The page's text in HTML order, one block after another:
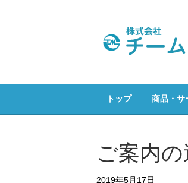
トップ 商品・サ
ご案内
2019年5月17日